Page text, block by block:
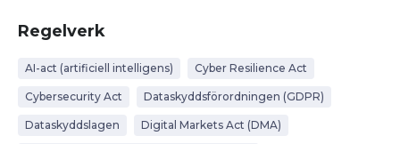
Regelverk
AI-act (artificiell intelligens) Cyber Resilience Act
Cybersecurity Act Dataskyddsförordningen (GDPR)
Dataskyddslagen Digital Markets Act (DMA)